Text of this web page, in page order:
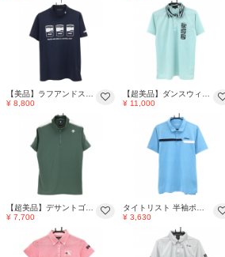
【美品】ラフアンドスウェル 半袖ハイネックシャツ ネイビー×白 ロゴプリント メンズ L ゴルフウェア rough＆swell
¥ 8,800
【超美品】ダンスウィズドラゴン 半袖ポロシャツ ミントグリーン×黒 メンズ 3(L) ゴルフウェア 2024年モデル Dance With Dragon
¥ 11,000
【超美品】デサントゴルフ 半袖ハイネックシャツ カーキ×白 ロゴテープ ハーフジップ メンズ L ゴルフウェア 2024年モデル DESCENTE
¥ 7,700
タイトリスト 半袖ポロシャツ ライトブルー×ネイビー ロゴ刺しゅう メンズ LL ゴルフウェア TITLEIST
¥ 3,630